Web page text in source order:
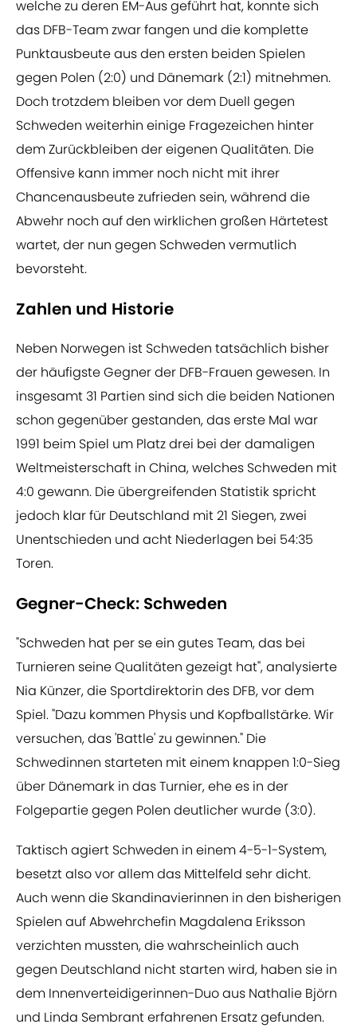
welche zu deren EM-Aus geführt hat, konnte sich
das DFB-Team zwar fangen und die komplette
Punktausbeute aus den ersten beiden Spielen
gegen Polen (2:0) und Dänemark (2:1) mitnehmen.
Doch trotzdem bleiben vor dem Duell gegen
Schweden weiterhin einige Fragezeichen hinter
dem Zurückbleiben der eigenen Qualitäten. Die
Offensive kann immer noch nicht mit ihrer
Chancenausbeute zufrieden sein, während die
Abwehr noch auf den wirklichen großen Härtetest
wartet, der nun gegen Schweden vermutlich
bevorsteht.
Zahlen und Historie
Neben Norwegen ist Schweden tatsächlich bisher
der häufigste Gegner der DFB-Frauen gewesen. In
insgesamt 31 Partien sind sich die beiden Nationen
schon gegenüber gestanden, das erste Mal war
1991 beim Spiel um Platz drei bei der damaligen
Weltmeisterschaft in China, welches Schweden mit
4:0 gewann. Die übergreifenden Statistik spricht
jedoch klar für Deutschland mit 21 Siegen, zwei
Unentschieden und acht Niederlagen bei 54:35
Toren.
Gegner-Check: Schweden
"Schweden hat per se ein gutes Team, das bei
Turnieren seine Qualitäten gezeigt hat", analysierte
Nia Künzer, die Sportdirektorin des DFB, vor dem
Spiel. "Dazu kommen Physis und Kopfballstärke. Wir
versuchen, das 'Battle' zu gewinnen." Die
Schwedinnen starteten mit einem knappen 1:0-Sieg
über Dänemark in das Turnier, ehe es in der
Folgepartie gegen Polen deutlicher wurde (3:0).
Taktisch agiert Schweden in einem 4-5-1-System,
besetzt also vor allem das Mittelfeld sehr dicht.
Auch wenn die Skandinavierinnen in den bisherigen
Spielen auf Abwehrchefin Magdalena Eriksson
verzichten mussten, die wahrscheinlich auch
gegen Deutschland nicht starten wird, haben sie in
dem Innenverteidigerinnen-Duo aus Nathalie Björn
und Linda Sembrant erfahrenen Ersatz gefunden.